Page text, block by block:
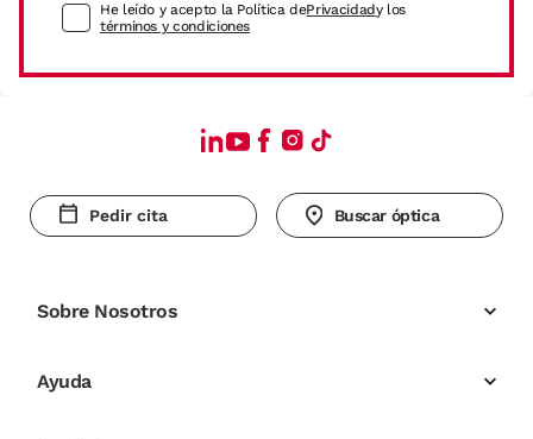
He leído y acepto la Política dePrivacidady los
términos y condiciones
Pedir cita Buscar óptica
Sobre Nosotros
Ayuda